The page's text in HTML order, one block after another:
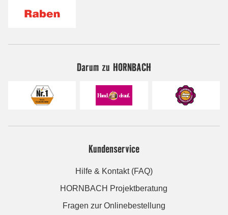
Darum zu HORNBACH
Kundenservice
Hilfe & Kontakt (FAQ)
HORNBACH Projektberatung
Fragen zur Onlinebestellung